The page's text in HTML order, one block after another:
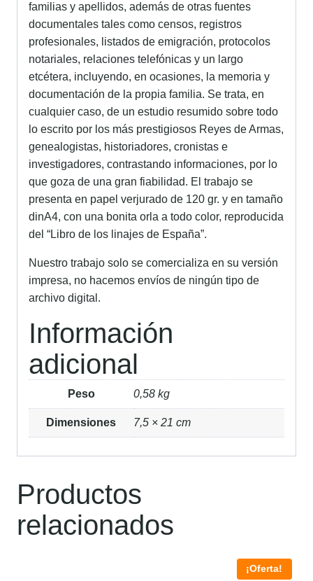
familias y apellidos, además de otras fuentes
documentales tales como censos, registros
profesionales, listados de emigración, protocolos
notariales, relaciones telefónicas y un largo
etcétera, incluyendo, en ocasiones, la memoria y
documentación de la propia familia. Se trata, en
cualquier caso, de un estudio resumido sobre todo
lo escrito por los más prestigiosos Reyes de Armas,
genealogistas, historiadores, cronistas e
investigadores, contrastando informaciones, por lo
que goza de una gran fiabilidad. El trabajo se
presenta en papel verjurado de 120 gr. y en tamaño
dinA4, con una bonita orla a todo color, reproducida
del “Libro de los linajes de España”.
Nuestro trabajo solo se comercializa en su versión
impresa, no hacemos envíos de ningún tipo de
archivo digital.
Información
adicional
Peso 0,58 kg
Dimensiones 7,5 × 21 cm
Productos
relacionados
¡Oferta!